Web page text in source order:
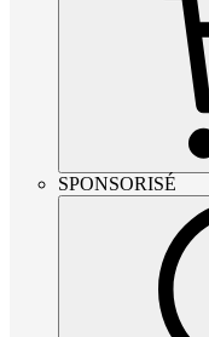
SPONSORISÉ